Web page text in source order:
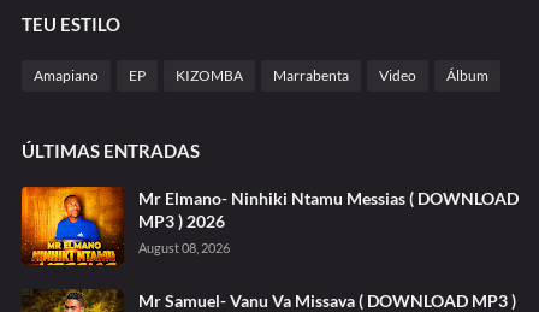
TEU ESTILO
Amapiano EP KIZOMBA Marrabenta Video Álbum
ÚLTIMAS ENTRADAS
Mr Elmano- Ninhiki Ntamu Messias ( DOWNLOAD
MP3 ) 2026
August 08, 2026
Mr Samuel- Vanu Va Missava ( DOWNLOAD MP3 )